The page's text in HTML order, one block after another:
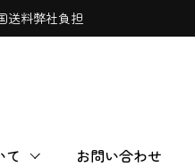
送料弊社負担
て お問い合わせ